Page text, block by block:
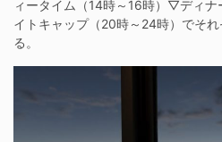
ィータイム（14時～16時）▽ディ
イトキャップ（20時～24時）でそ
る。